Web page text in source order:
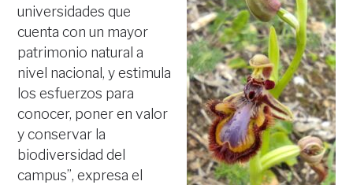
universidades que
cuenta con un mayor
patrimonio natural a
nivel nacional, y estimula
los esfuerzos para
conocer, poner en valor
y conservar la
biodiversidad del
campus”, expresa el